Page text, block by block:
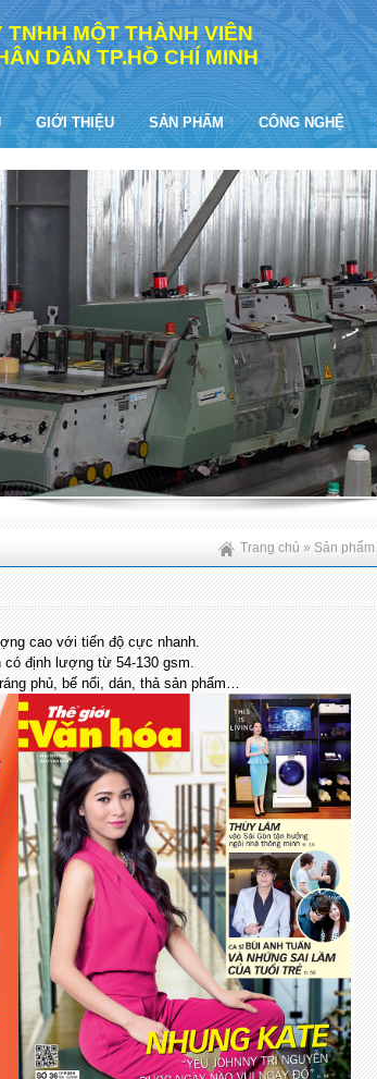
TNHH MỘT THÀNH VIÊN
DÂN TP.HỒ CHÍ MINH
GIỚI THIỆU SẢN PHẨM CÔNG NGHỆ
Trang chủ » Sản phẩm
cao với tiến độ cực nhanh.
định lượng từ 54-130 gsm.
phủ, bế nổi, dán, thả sản phẩm…